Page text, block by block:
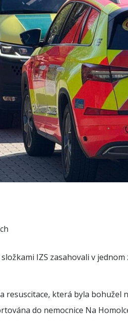
IZS zasahovali v
která byla bohužel
do nemocnice Na